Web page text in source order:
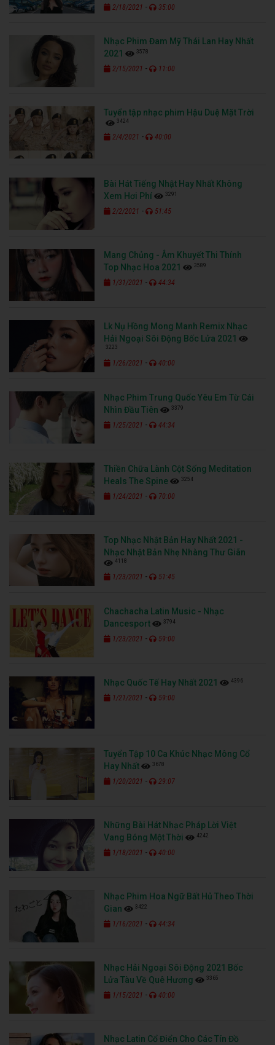
2/18/2021 - 35:00
Nhạc Phim Đam Mỹ Thái Lan Hay Nhất
2021
3578
2/15/2021 - 11:00
Tuyển tập nhạc phim Hậu Duệ Mặt Trời
3424
2/4/2021 - 40:00
Bài Hát Tiếng Nhật Hay Nhất Không
Xem Hơi Phí
3291
2/2/2021 - 51:45
Mang Chủng - Âm Khuyết Thi Thính
Top Nhạc Hoa 2021
3589
1/31/2021 - 44:34
Lk Nụ Hồng Mong Manh Remix Nhạc
Hải Ngoại Sôi Động Bốc Lửa 2021
3223
1/26/2021 - 40:00
Nhạc Phim Trung Quốc Yêu Em Từ Cái
Nhìn Đầu Tiên
3379
1/25/2021 - 44:34
Thiền Chữa Lành Cột Sống Meditation
Heals The Spine
3254
1/24/2021 - 70:00
Top Nhạc Nhật Bản Hay Nhất 2021 -
Nhạc Nhật Bản Nhẹ Nhàng Thư Giãn
4118
1/23/2021 - 51:45
Chachacha Latin Music - Nhạc
Dancesport
3794
1/23/2021 - 59:00
Nhạc Quốc Tế Hay Nhất 2021 4396
1/21/2021 - 59:00
Tuyển Tập 10 Ca Khúc Nhạc Mông Cổ
Hay Nhất
3678
1/20/2021 - 29:07
Những Bài Hát Nhạc Pháp Lời Việt
Vang Bóng Một Thời
4242
1/18/2021 - 40:00
Nhạc Phim Hoa Ngữ Bất Hủ Theo Thời
Gian
3422
1/16/2021 - 44:34
Nhạc Hải Ngoại Sôi Động 2021 Bốc
Lửa Tàu Về Quê Hương
3365
1/15/2021 - 40:00
Nhạc Latin Cổ Điển Cho Các Tín Đồ